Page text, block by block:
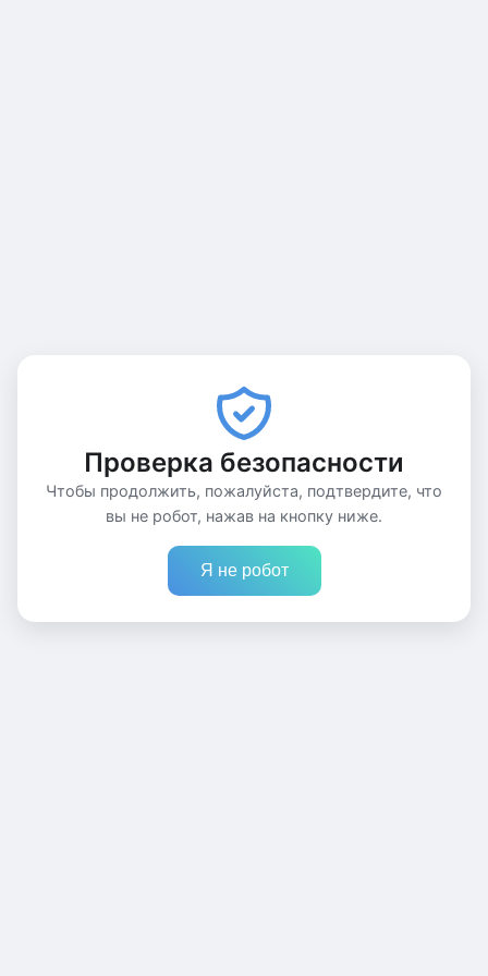
Проверка безопасности
Чтобы продолжить, пожалуйста, подтвердите, что
вы не робот, нажав на кнопку ниже.
Я не робот